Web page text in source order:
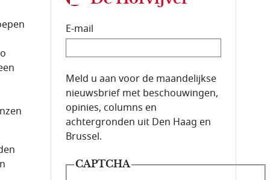
E-mail
E-mailadres van de abonnee.
Meld u aan voor de maandelijkse
nieuwsbrief met beschouwingen,
opinies, columns en
achtergronden uit Den Haag en
Brussel.
CAPTCHA